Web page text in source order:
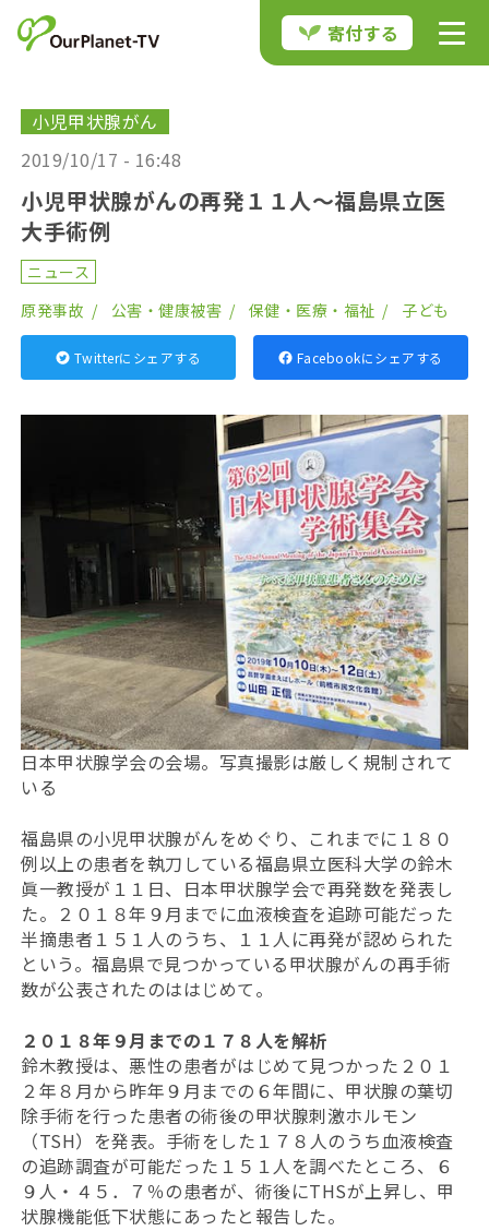
寄付する
小児甲状腺がん
2019/10/17 - 16:48
小児甲状腺がんの再発１１人〜福島県立医
大手術例
ニュース
原発事故
公害・健康被害 保健・医療・福祉 子ども
Twitterにシェアする Facebookにシェアする
日本甲状腺学会の会場。写真撮影は厳しく規制されて
いる
福島県の小児甲状腺がんをめぐり、これまでに１８０
例以上の患者を執刀している福島県立医科大学の鈴木
眞一教授が１１日、日本甲状腺学会で再発数を発表し
た。２０１８年９月までに血液検査を追跡可能だった
半摘患者１５１人のうち、１１人に再発が認められた
という。福島県で見つかっている甲状腺がんの再手術
数が公表されたのははじめて。
２０１８年９月までの１７８人を解析
鈴木教授は、悪性の患者がはじめて見つかった２０１
２年８月から昨年９月までの６年間に、甲状腺の葉切
除手術を行った患者の術後の甲状腺刺激ホルモン
（TSH）を発表。手術をした１７８人のうち血液検査
の追跡調査が可能だった１５１人を調べたところ、６
９人・４５．７％の患者が、術後にTHSが上昇し、甲
状腺機能低下状態にあったと報告した。